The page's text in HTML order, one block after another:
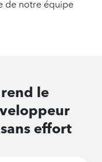
de notre équipe
le
effort